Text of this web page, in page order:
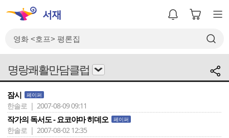
명랑쾌활만담클럽
잠시 페이퍼
한솔로 | 2007-08-09 09:11
작가의 독서도 - 요코야마 히데오 페이퍼
한솔로 | 2007-08-02 12:35